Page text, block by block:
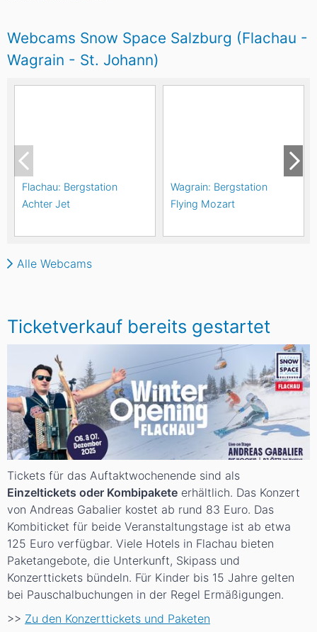
Webcams Snow Space Salzburg (Flachau -
Wagrain - St. Johann)
Flachau: Bergstation
Achter Jet
Wagrain: Bergstation
Flying Mozart
Alle Webcams
Ticketverkauf bereits gestartet
Tickets für das Auftaktwochenende sind als
Einzeltickets oder Kombipakete erhältlich. Das Konzert
von Andreas Gabalier kostet ab rund 83 Euro. Das
Kombiticket für beide Veranstaltungstage ist ab etwa
125 Euro verfügbar. Viele Hotels in Flachau bieten
Paketangebote, die Unterkunft, Skipass und
Konzerttickets bündeln. Für Kinder bis 15 Jahre gelten
bei Pauschalbuchungen in der Regel Ermäßigungen.
>> Zu den Konzerttickets und Paketen